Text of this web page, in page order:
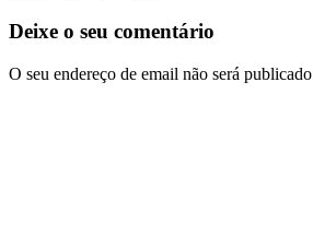
Deixe o seu comentário
O seu endereço de email não será publicado